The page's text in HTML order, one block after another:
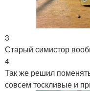
3
Старый симистор
4
Так же решил
совсем тоскливые и